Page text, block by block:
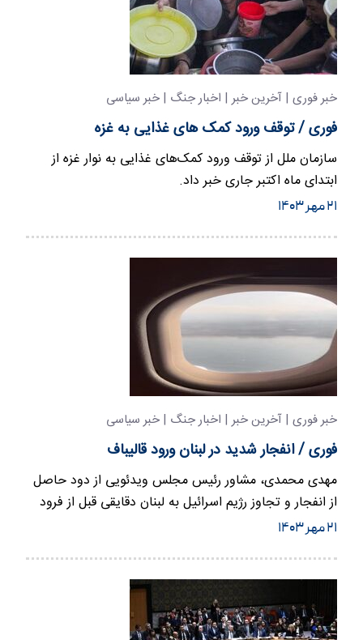
خبر فوری | آخرین خبر | اخبار جنگ | خبر سیاسی
فوری / توقف ورود کمک های غذایی به غزه
سازمان ملل از توقف ورود کمک‌های غذایی به نوار غزه از
ابتدای ماه اکتبر جاری خبر داد.
۲۱ مهر ۱۴۰۳
خبر فوری | آخرین خبر | اخبار جنگ | خبر سیاسی
فوری / انفجار شدید در لبنان ورود قالیباف
مهدی محمدی، مشاور رئیس مجلس ویدئویی از دود حاصل
از انفجار و تجاوز رژیم اسرائیل به لبنان دقایقی قبل از فرود
هواپیمای…
۲۱ مهر ۱۴۰۳